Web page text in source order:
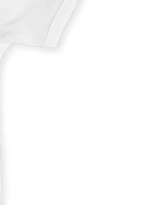
berör hennes hjärta.